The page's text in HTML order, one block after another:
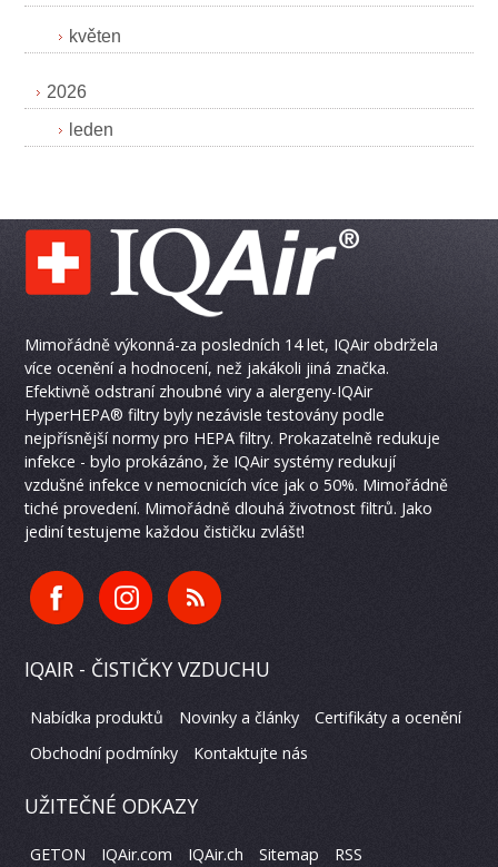
květen
2026
leden
Mimořádně výkonná-za posledních 14 let, IQAir obdržela
více ocenění a hodnocení, než jakákoli jiná značka.
Efektivně odstraní zhoubné viry a alergeny-IQAir
HyperHEPA® filtry byly nezávisle testovány podle
nejpřísnější normy pro HEPA filtry. Prokazatelně redukuje
infekce - bylo prokázáno, že IQAir systémy redukují
vzdušné infekce v nemocnicích více jak o 50%. Mimořádně
tiché provedení. Mimořádně dlouhá životnost filtrů. Jako
jediní testujeme každou čističku zvlášť!
IQAIR - ČISTIČKY VZDUCHU
Nabídka produktů Novinky a články
Certifikáty a ocenění
Obchodní podmínky
Kontaktujte nás
UŽITEČNÉ ODKAZY
GETON IQAir.com IQAir.ch Sitemap RSS